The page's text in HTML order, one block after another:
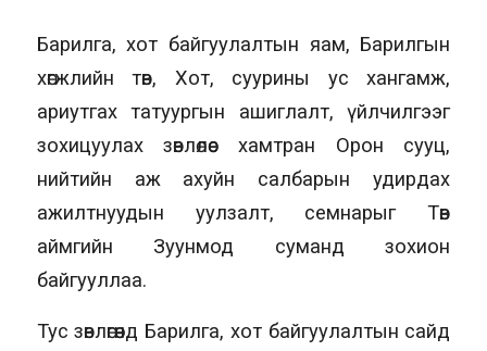
Барилга, хот байгуулалтын яам, Барилгын
хөгжлийн төв, Хот, суурины ус хангамж,
ариутгах татуургын ашиглалт, үйлчилгээг
зохицуулах зөвлөлөөс хамтран Орон сууц,
нийтийн аж ахуйн салбарын удирдах
ажилтнуудын уулзалт, семнарыг Төв
аймгийн Зуунмод суманд зохион
байгууллаа.
Тус зөвлөгөөнд Барилга, хот байгуулалтын сайд